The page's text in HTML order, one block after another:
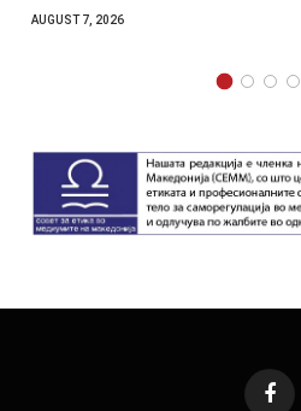
AUGUST 7, 2026